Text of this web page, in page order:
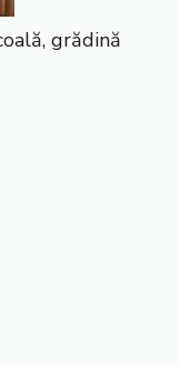
grădină